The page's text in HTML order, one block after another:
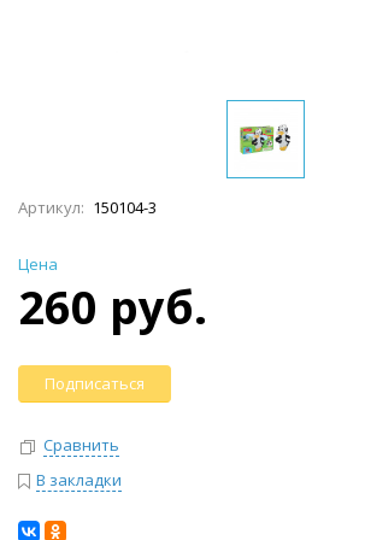
Артикул: 150104-3
Цена
260 руб.
Подписаться
Сравнить
В закладки